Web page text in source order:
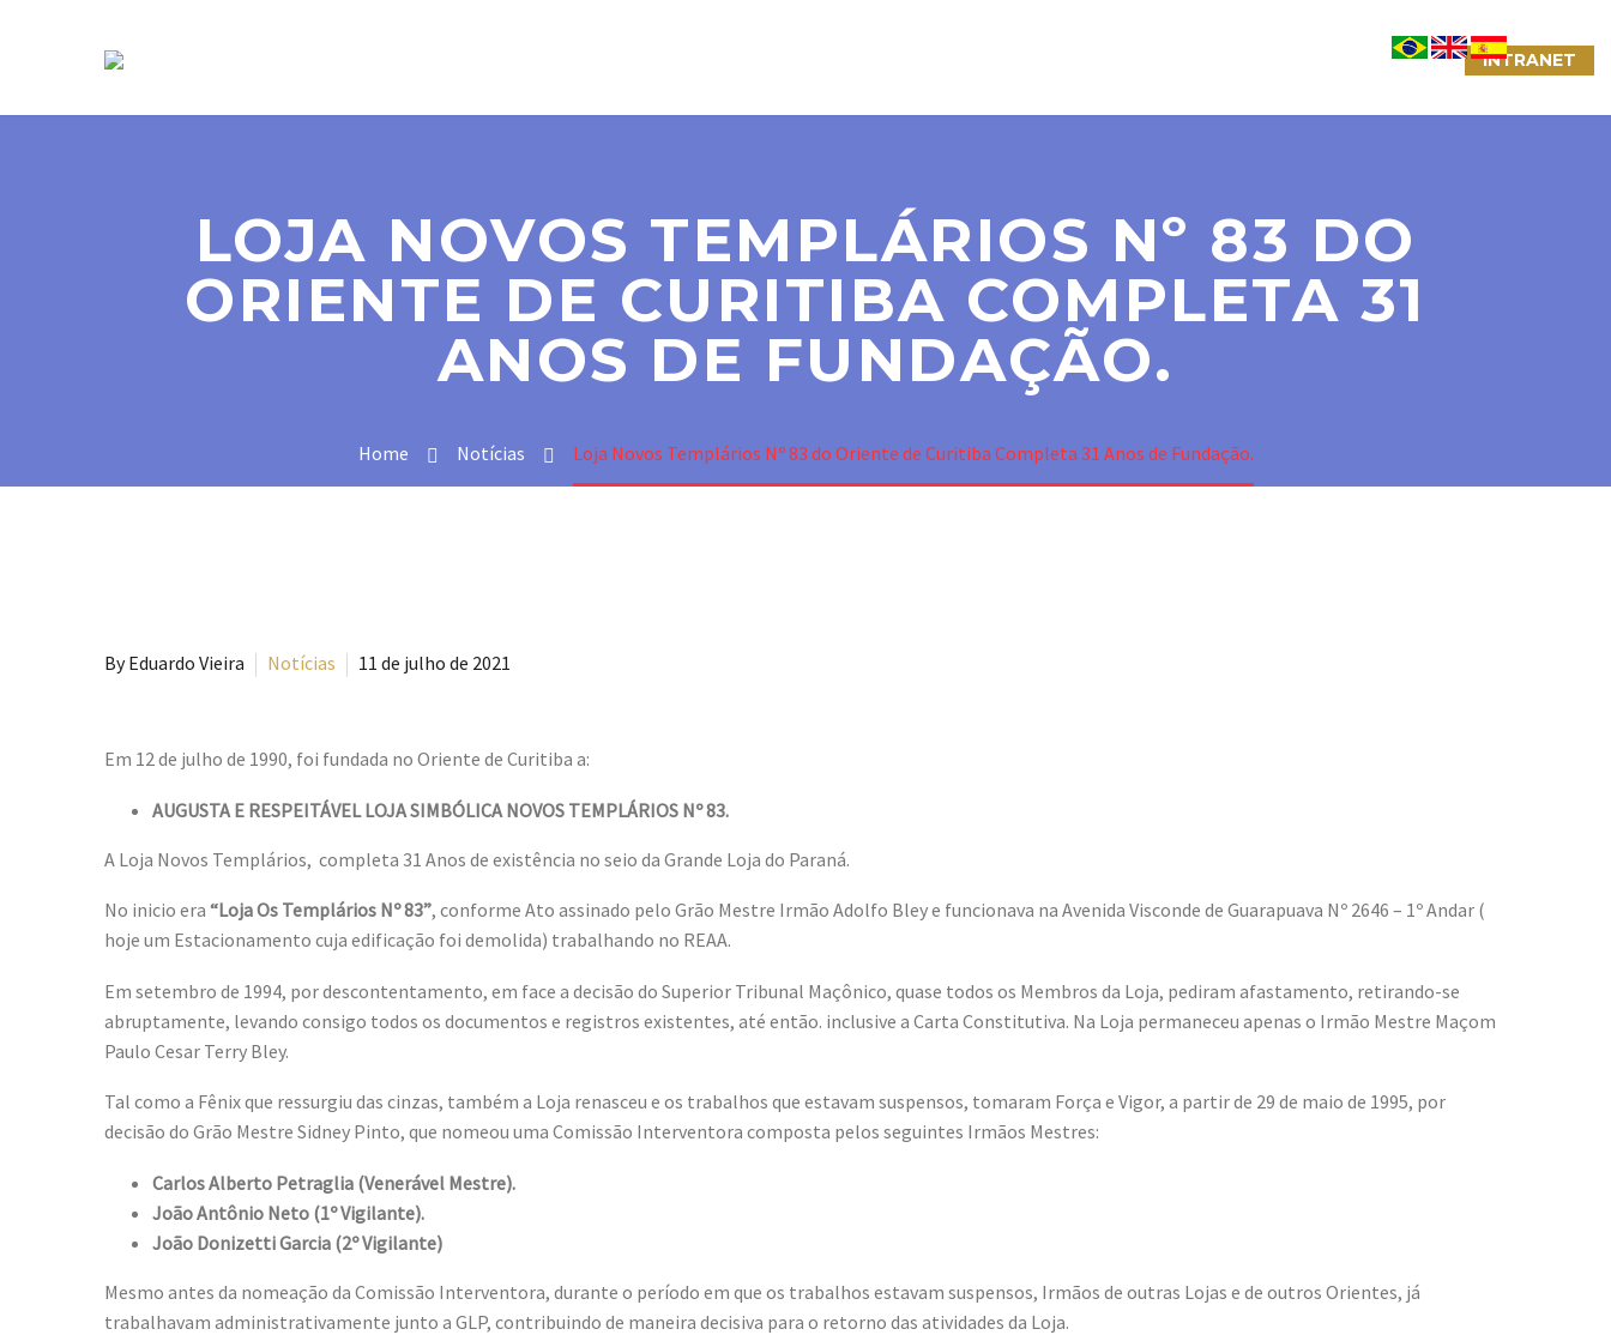
CONVÊNIOS INTRANET
LOJA NOVOS TEMPLÁRIOS Nº 83 DO
ORIENTE DE CURITIBA COMPLETA 31
ANOS DE FUNDAÇÃO.
Home Notícias Loja Novos Templários Nº 83 do Oriente de Curitiba Completa 31 Anos de Fundação.
By Eduardo Vieira Notícias 11 de julho de 2021
Em 12 de julho de 1990, foi fundada no Oriente de Curitiba a:
AUGUSTA E RESPEITÁVEL LOJA SIMBÓLICA NOVOS TEMPLÁRIOS Nº 83.
A Loja Novos Templários, completa 31 Anos de existência no seio da Grande Loja do Paraná.
No inicio era “Loja Os Templários Nº 83”, conforme Ato assinado pelo Grão Mestre Irmão Adolfo Bley e funcionava na Avenida Visconde de Guarapuava Nº 2646 – 1º Andar (
hoje um Estacionamento cuja edificação foi demolida) trabalhando no REAA.
Em setembro de 1994, por descontentamento, em face a decisão do Superior Tribunal Maçônico, quase todos os Membros da Loja, pediram afastamento, retirando-se
abruptamente, levando consigo todos os documentos e registros existentes, até então. inclusive a Carta Constitutiva. Na Loja permaneceu apenas o Irmão Mestre Maçom
Paulo Cesar Terry Bley.
Tal como a Fênix que ressurgiu das cinzas, também a Loja renasceu e os trabalhos que estavam suspensos, tomaram Força e Vigor, a partir de 29 de maio de 1995, por
decisão do Grão Mestre Sidney Pinto, que nomeou uma Comissão Interventora composta pelos seguintes Irmãos Mestres:
Carlos Alberto Petraglia (Venerável Mestre).
João Antônio Neto (1º Vigilante).
João Donizetti Garcia (2º Vigilante)
Mesmo antes da nomeação da Comissão Interventora, durante o período em que os trabalhos estavam suspensos, Irmãos de outras Lojas e de outros Orientes, já
trabalhavam administrativamente junto a GLP, contribuindo de maneira decisiva para o retorno das atividades da Loja.